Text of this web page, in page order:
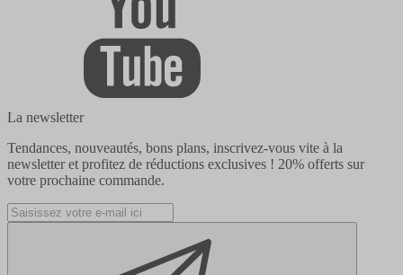
La newsletter
Tendances, nouveautés, bons plans, inscrivez-vous vite à la
newsletter et profitez de réductions exclusives ! 20% offerts sur
votre prochaine commande.